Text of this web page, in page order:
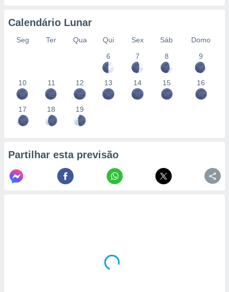
Calendário Lunar
Seg Ter Qua Qui Sex Sáb
Domo
6
7 8 9
10 11 12 13 14 15 16
17 18 19
Partilhar esta previsão